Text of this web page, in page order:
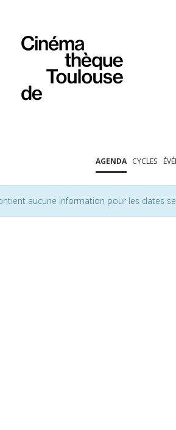
AGENDA CYCLES
aucune information pour les dates